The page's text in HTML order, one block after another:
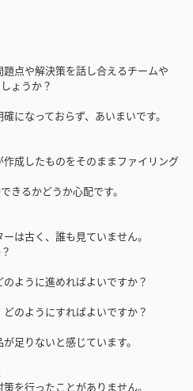
点や解決策を話し合えるチームや
ょうか？
になっておらず、あいまいです。
成したものをそのままファイリング
きるかどうか心配です。
は古く、誰も見ていません。
ように進めればよいですか？
のようにすればよいですか？
足りないと感じています。
を行ったことがありません。